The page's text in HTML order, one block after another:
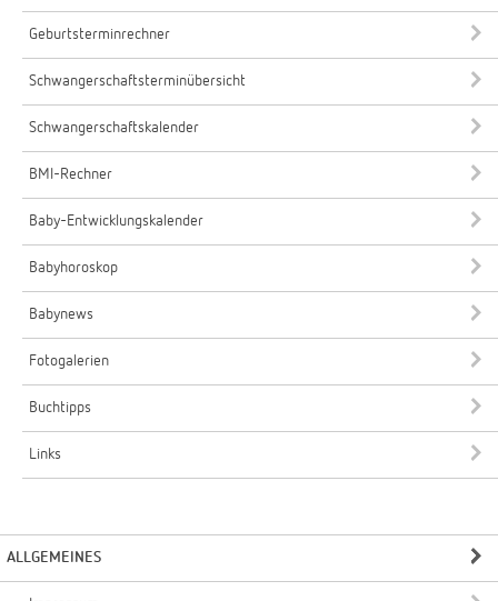
Geburtsterminrechner
Schwangerschaftsterminübersicht
Schwangerschaftskalender
BMI-Rechner
Baby-Entwicklungskalender
Babyhoroskop
Babynews
Fotogalerien
Buchtipps
Links
ALLGEMEINES